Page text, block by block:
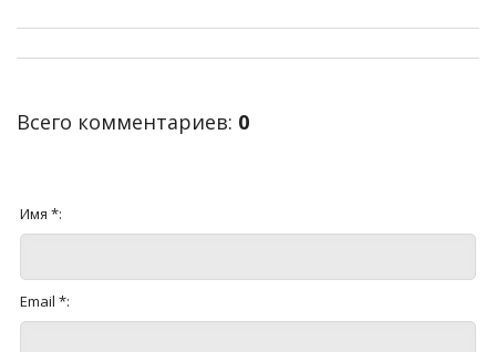
Всего комментариев: 0
Имя *:
Email *: